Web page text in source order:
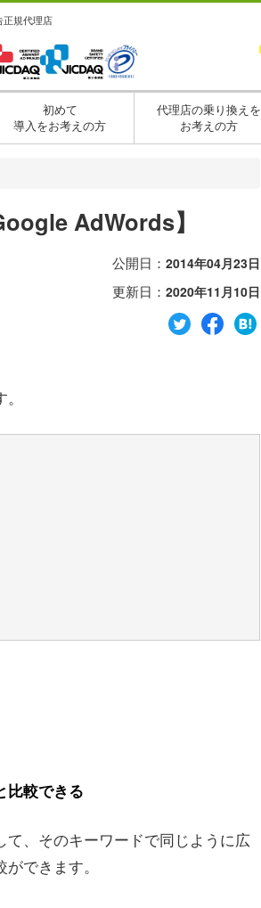
正規代理店
初めて
導入をお考えの方
代理店の乗り換えを
お考えの方
AdWords】
公開日： 2014年04月23日
更新日： 2020年11月10日
比較できる
、そのキーワードで同じように広
できます。